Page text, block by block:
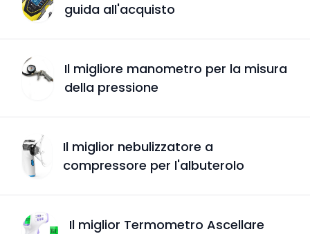
guida all'acquisto
Il migliore manometro per la misura
della pressione
Il miglior nebulizzatore a
compressore per l'albuterolo
Il miglior Termometro Ascellare